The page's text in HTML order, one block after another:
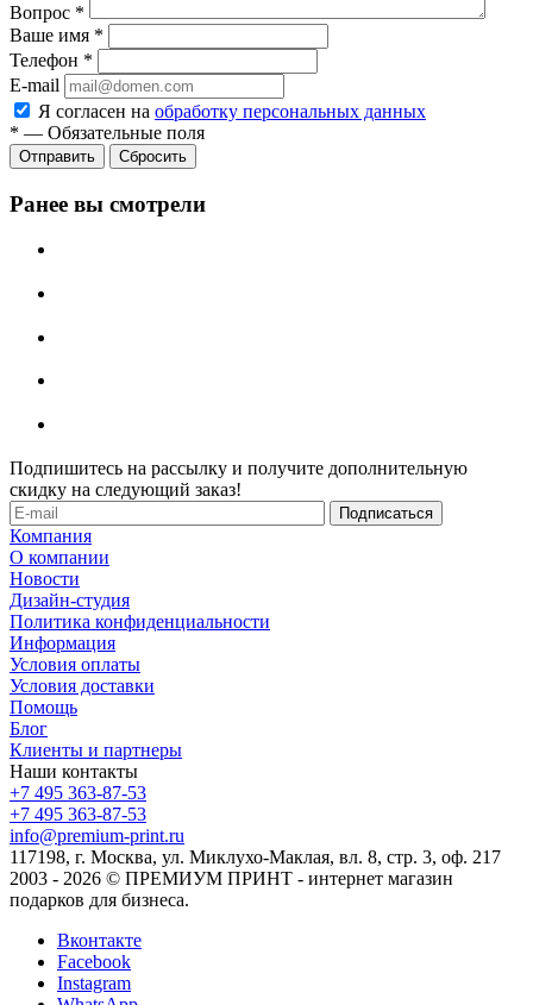
Вопрос *
Ваше имя *
Телефон *
E-mail
Я согласен на обработку персональных данных
* — Обязательные поля
Отправить Сбросить
Ранее вы смотрели
Подпишитесь на рассылку и получите дополнительную
скидку на следующий заказ!
Компания
О компании
Новости
Дизайн-студия
Политика конфиденциальности
Информация
Условия оплаты
Условия доставки
Помощь
Блог
Клиенты и партнеры
Наши контакты
+7 495 363-87-53
+7 495 363-87-53
info@premium-print.ru
117198, г. Москва, ул. Миклухо-Маклая, вл. 8, стр. 3, оф. 217
2003 - 2026 © ПРЕМИУМ ПРИНТ - интернет магазин
подарков для бизнеса.
Вконтакте
Facebook
Instagram